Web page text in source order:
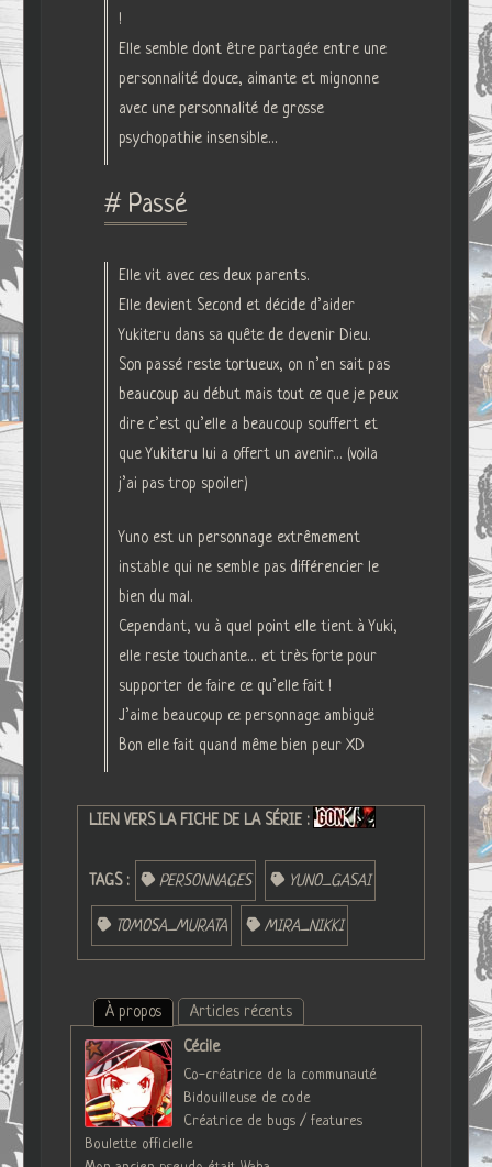
!
Elle semble dont être partagée entre une
personnalité douce, aimante et mignonne
avec une personnalité de grosse
psychopathie insensible…
# Passé
Elle vit avec ces deux parents.
Elle devient Second et décide d’aider
Yukiteru dans sa quête de devenir Dieu.
Son passé reste tortueux, on n’en sait pas
beaucoup au début mais tout ce que je peux
dire c’est qu’elle a beaucoup souffert et
que Yukiteru lui a offert un avenir… (voila
j’ai pas trop spoiler)
Yuno est un personnage extrêmement
instable qui ne semble pas différencier le
bien du mal.
Cependant, vu à quel point elle tient à Yuki,
elle reste touchante… et très forte pour
supporter de faire ce qu’elle fait !
J’aime beaucoup ce personnage ambiguë
Bon elle fait quand même bien peur XD
LIEN VERS LA FICHE DE LA SÉRIE :
TAGS : PERSONNAGES YUNO_GASAI
TOMOSA_MURATA MIRA_NIKKI
À propos
Articles récents
Cécile
Co-créatrice de la communauté
Bidouilleuse de code
Créatrice de bugs / features
Boulette officielle